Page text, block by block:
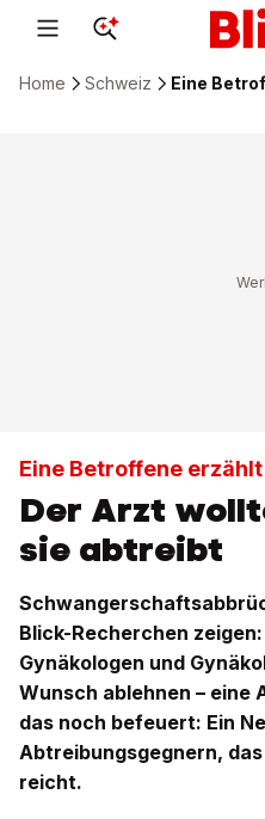
Home Schweiz Eine
Eine Betroffene erzählt
Der Arzt
sie abtreibt
Blick-Recherchen
Gynäkologen und
Wunsch ablehnen – eine
das noch befeuert: Ein
Abtreibungsgegnern,
reicht.